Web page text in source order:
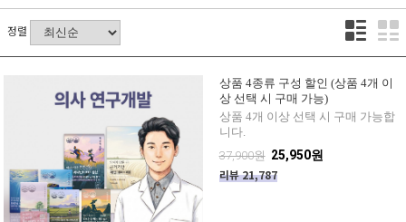
정렬
상품 4종류 구성 할인 (상품 4개 이
상 선택 시 구매 가능)
상품 4개 이상 선택 시 구매 가능합
니다.
37,900원 25,950원
리뷰 21,787